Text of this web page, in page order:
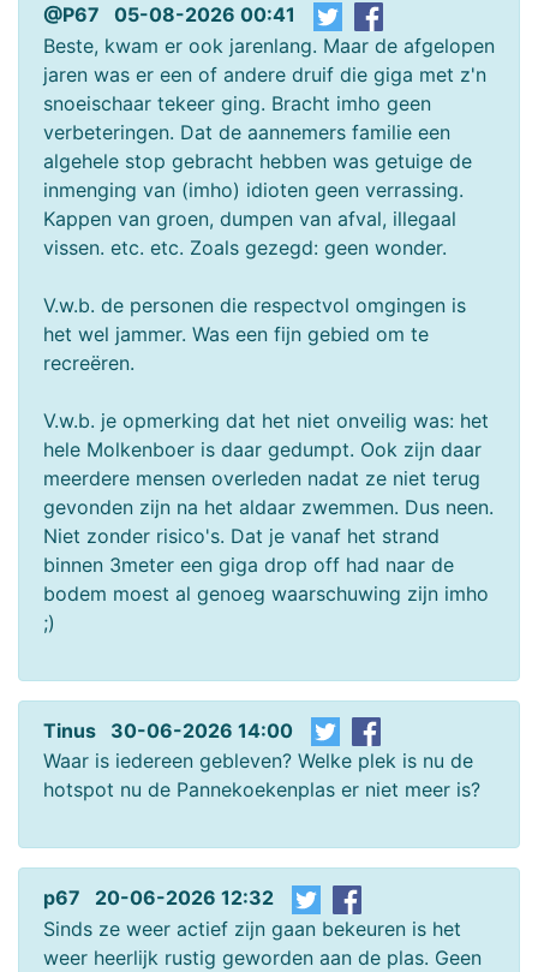
@P67 05-08-2026 00:41
Beste, kwam er ook jarenlang. Maar de afgelopen
jaren was er een of andere druif die giga met z'n
snoeischaar tekeer ging. Bracht imho geen
verbeteringen. Dat de aannemers familie een
algehele stop gebracht hebben was getuige de
inmenging van (imho) idioten geen verrassing.
Kappen van groen, dumpen van afval, illegaal
vissen. etc. etc. Zoals gezegd: geen wonder.
V.w.b. de personen die respectvol omgingen is
het wel jammer. Was een fijn gebied om te
recreëren.
V.w.b. je opmerking dat het niet onveilig was: het
hele Molkenboer is daar gedumpt. Ook zijn daar
meerdere mensen overleden nadat ze niet terug
gevonden zijn na het aldaar zwemmen. Dus neen.
Niet zonder risico's. Dat je vanaf het strand
binnen 3meter een giga drop off had naar de
bodem moest al genoeg waarschuwing zijn imho
;)
Tinus 30-06-2026 14:00
Waar is iedereen gebleven? Welke plek is nu de
hotspot nu de Pannekoekenplas er niet meer is?
p67 20-06-2026 12:32
Sinds ze weer actief zijn gaan bekeuren is het
weer heerlijk rustig geworden aan de plas. Geen